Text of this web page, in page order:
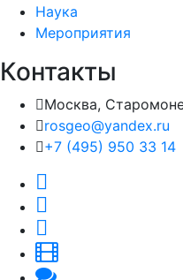
Наука
Мероприятия
Контакты
Москва,
rosgeo@yandex.ru
+7 (495) 950 33 14